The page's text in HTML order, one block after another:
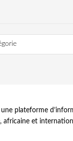
plateforme
africaine et